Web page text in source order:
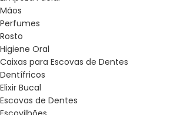
Mãos
Perfumes
Rosto
Higiene Oral
Caixas para Escovas de Dentes
Dentífricos
Elixir Bucal
Escovas de Dentes